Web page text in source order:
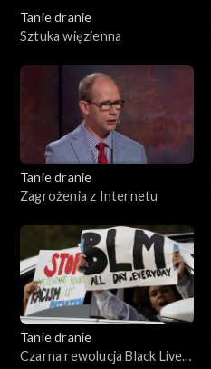
Tanie dranie
Sztuka więzienna
Tanie dranie
Zagrożenia z Internetu
Tanie dranie
Czarna rewolucja Black Lives